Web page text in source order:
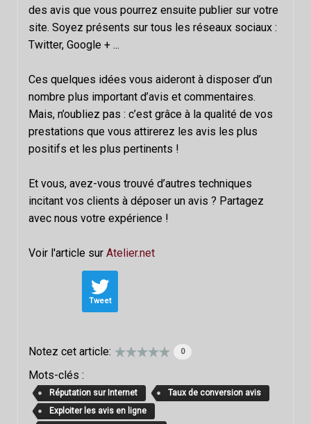
des avis que vous pourrez ensuite publier sur votre
site. Soyez présents sur tous les réseaux sociaux :
Twitter, Google + ...
Ces quelques idées vous aideront à disposer d’un
nombre plus important d’avis et commentaires.
Mais, n’oubliez pas : c’est grâce à la qualité de vos
prestations que vous attirerez les avis les plus
positifs et les plus pertinents !
Et vous, avez-vous trouvé d’autres techniques
incitant vos clients à déposer un avis ? Partagez
avec nous votre expérience !
Voir l'article sur Atelier.net
Tweet
Notez cet article: 0
Mots-clés :
Réputation sur Internet
Taux de conversion avis
Exploiter les avis en ligne